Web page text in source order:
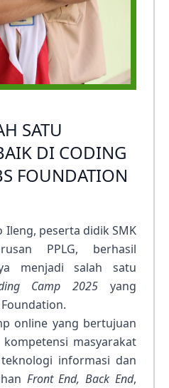
SATU
DI CODING
FOUNDATION
peserta didik SMK
PPLG, berhasil
menjadi salah satu
Camp 2025 yang
online yang bertujuan
masyarakat
informasi dan
Front End, Back End,